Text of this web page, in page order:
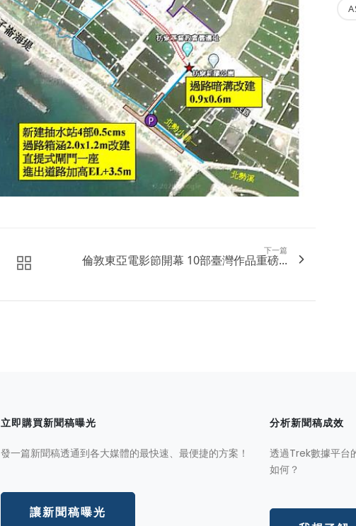
下一篇
倫敦東亞電影節開幕 10部臺灣作品重磅...
立即購買新聞稿曝光
發一篇新聞稿透通到各大媒體的最快速、最便捷的方案！
讓新聞稿曝光
分析新聞稿成效
透過Trek數據平台
如何？